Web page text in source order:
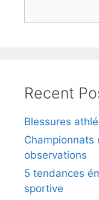
Recent
Blessures
observations
5 tendances
sportive